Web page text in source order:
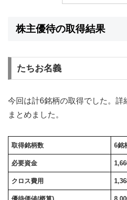
株主優待の取得結果
たちお名義
今回は計6銘柄の取得でした。詳
まとめました。
取得銘柄数 6銘
必要資金
クロス費用